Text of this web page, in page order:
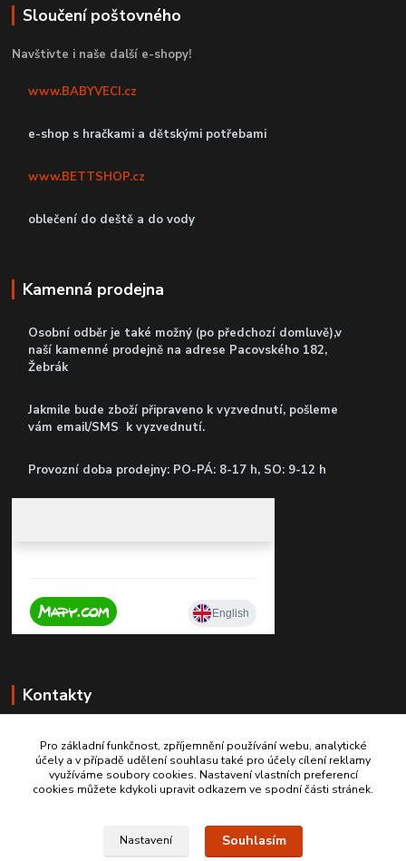
Sloučení poštovného
Navštivte i naše další e-shopy!
www.BABYVECI.cz
e-shop s hračkami a dětskými potřebami
www.BETTSHOP.cz
oblečení do deště a do vody
Kamenná prodejna
Osobní odběr je také možný (po předchozí domluvě),v
naší kamenné prodejně na adrese Pacovského 182,
Žebrák
Jakmile bude zboží připraveno k vyzvednutí, pošleme
vám email/SMS k vyzvednutí.
Provozní doba prodejny: PO-PÁ: 8-17 h, SO: 9-12 h
Kontakty
+420 603467970
Pro základní funkčnost, zpříjemnění používání webu, analytické
účely a v případě udělení souhlasu také pro účely cílení reklamy
využíváme soubory cookies. Nastavení vlastních preferencí
cookies můžete kdykoli upravit odkazem ve spodní části stránek.
Nastavení Souhlasím